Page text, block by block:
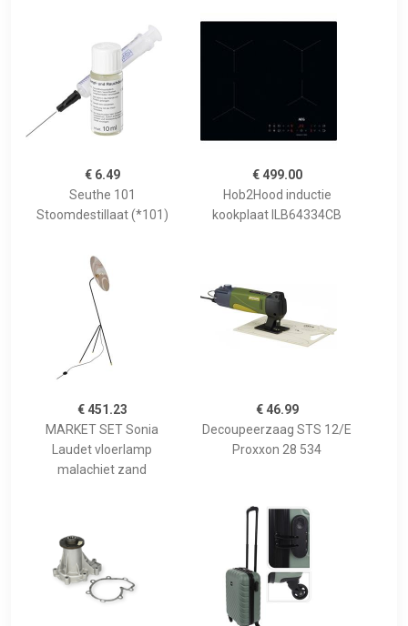
€ 6.49
Seuthe 101
Stoomdestillaat (*101)
€ 499.00
Hob2Hood inductie
kookplaat ILB64334CB
€ 451.23
MARKET SET Sonia
Laudet vloerlamp
malachiet zand
€ 46.99
Decoupeerzaag STS 12/E
Proxxon 28 534